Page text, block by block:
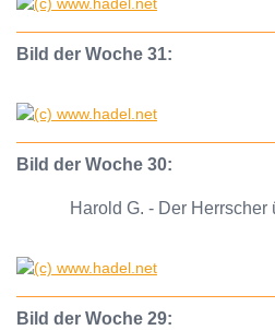
Bild der Woche 31:
Bild der Woche 30:
Harold G. - Der Herrscher
Bild der Woche 29: